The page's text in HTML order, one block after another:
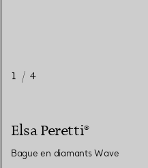
1 / 4
Elsa Peretti®
Bague en diamants Wave